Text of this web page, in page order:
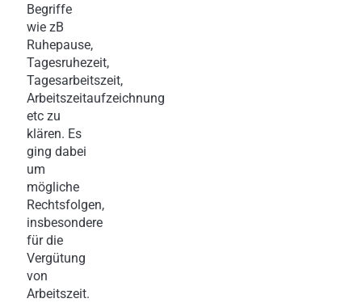
Begriffe
wie zB
Ruhepause,
Tagesruhezeit,
Tagesarbeitszeit,
Arbeitszeitaufzeichnung
etc zu
klären. Es
ging dabei
um
mögliche
Rechtsfolgen,
insbesondere
für die
Vergütung
von
Arbeitszeit.